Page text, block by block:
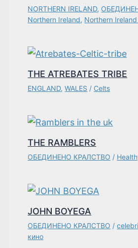
NORTHERN IRELAND,
Northern Ireland, Northern
THE ATREBATES TRIBE
ENGLAND,WALES / Celts
THE RAMBLERS
ОБЕДИНЕНО КРАЛСТВО /
JOHN BOYEGA
ОБЕДИНЕНО КРАЛСТВО /
кино